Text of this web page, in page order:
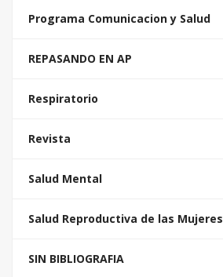
Programa Comunicacion y Salud
REPASANDO EN AP
Respiratorio
Revista
Salud Mental
Salud Reproductiva de las Mujeres
SIN BIBLIOGRAFIA